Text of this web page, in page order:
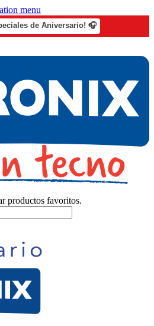
menu
de Aniversario! 🎧
productos favoritos.